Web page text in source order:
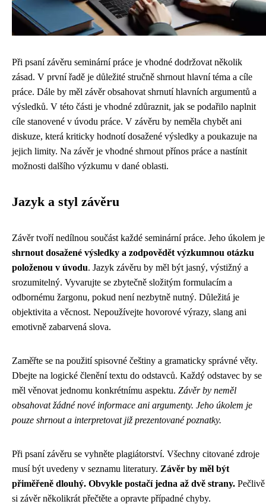
Při psaní závěru seminární práce je vhodné dodržovat několik
zásad. V první řadě je důležité stručně shrnout hlavní téma a cíle
práce. Dále by měl závěr obsahovat shrnutí hlavních argumentů a
výsledků. V této části je vhodné zdůraznit, jak se podařilo naplnit
cíle stanovené v úvodu práce. V závěru by neměla chybět ani
diskuze, která kriticky hodnotí dosažené výsledky a poukazuje na
jejich limity. Na závěr je vhodné shrnout přínos práce a nastínit
možnosti dalšího výzkumu v dané oblasti.
Jazyk a styl závěru
Závěr tvoří nedílnou součást každé seminární práce. Jeho úkolem je
shrnout dosažené výsledky a zodpovědět výzkumnou otázku
položenou v úvodu. Jazyk závěru by měl být jasný, výstižný a
srozumitelný. Vyvarujte se zbytečně složitým formulacím a
odbornému žargonu, pokud není nezbytně nutný. Důležitá je
objektivita a věcnost. Nepoužívejte hovorové výrazy, slang ani
emotivně zabarvená slova.
Zaměřte se na použití spisovné češtiny a gramaticky správné věty.
Dbejte na logické členění textu do odstavců. Každý odstavec by se
měl věnovat jednomu konkrétnímu aspektu. Závěr by neměl
obsahovat žádné nové informace ani argumenty. Jeho úkolem je
pouze shrnout a interpretovat již prezentované poznatky.
Při psaní závěru se vyhněte plagiátorství. Všechny citované zdroje
musí být uvedeny v seznamu literatury. Závěr by měl být
přiměřeně dlouhý. Obvykle postačí jedna až dvě strany. Pečlivě
si závěr několikrát přečtěte a opravte případné chyby.